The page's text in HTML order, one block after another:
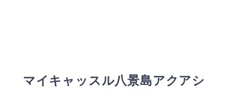
マイキャッスル八景島アクアシ